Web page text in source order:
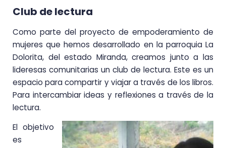
Club de lectura
Como parte del proyecto de empoderamiento de
mujeres que hemos desarrollado en la parroquia La
Dolorita, del estado Miranda, creamos junto a las
lideresas comunitarias un club de lectura. Este es un
espacio para compartir y viajar a través de los libros.
Para intercambiar ideas y reflexiones a través de la
lectura.
El objetivo
es